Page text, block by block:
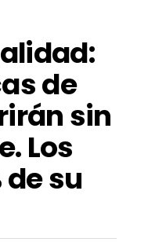
de
sin
Los
de su